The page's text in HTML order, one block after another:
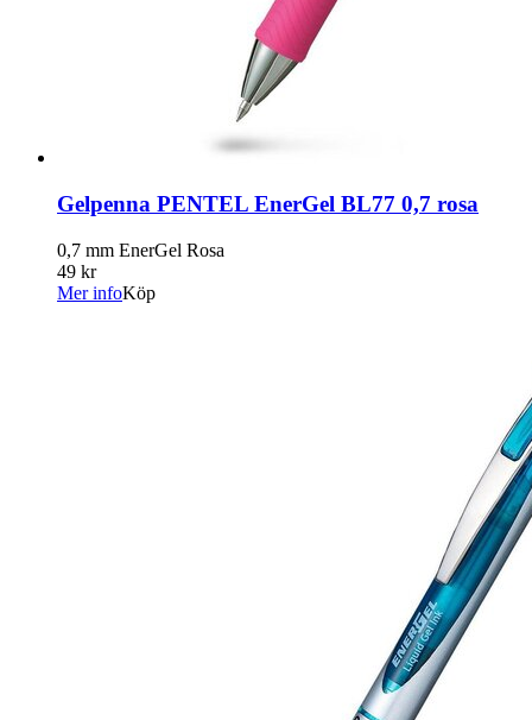
Gelpenna PENTEL EnerGel BL77 0,7 rosa
0,7 mm EnerGel Rosa
49 kr
Mer infoKöp